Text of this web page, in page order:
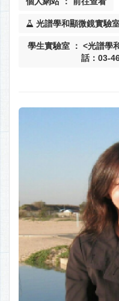
光譜學和顯微鏡實驗
學生實驗室 ： <光譜學
話：03-